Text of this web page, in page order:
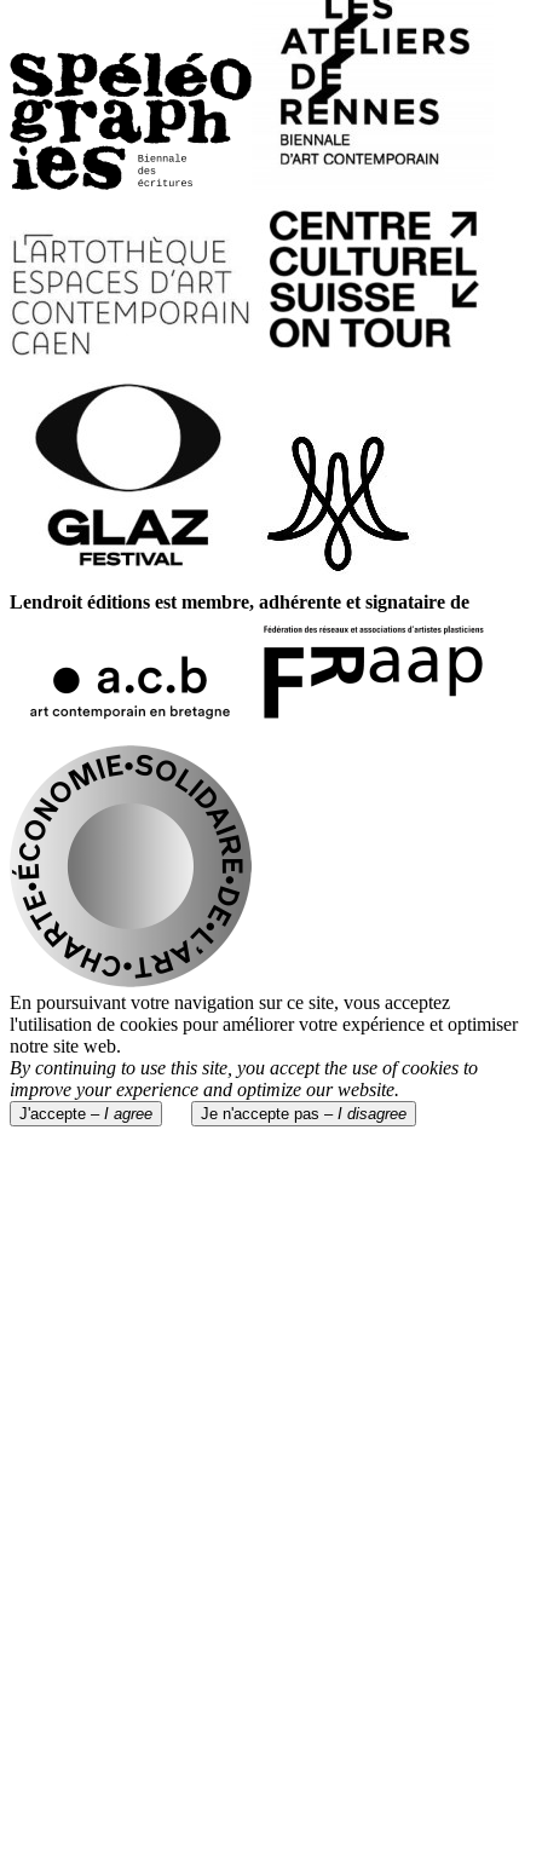
Lendroit éditions est membre, adhérente et signataire de
En poursuivant votre navigation sur ce site, vous acceptez
l'utilisation de cookies pour améliorer votre expérience et optimiser
notre site web.
By continuing to use this site, you accept the use of cookies to
improve your experience and optimize our website.
J'accepte – I agree Je n'accepte pas – I disagree